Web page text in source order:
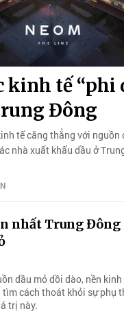
kinh tế “phi
Đông
tế căng thẳng với nguồn
nhà xuất khẩu dầu ở
nhất Trung Đông
dầu mỏ dồi dào, nền
cách thoát khỏi sự phụ
trị này.